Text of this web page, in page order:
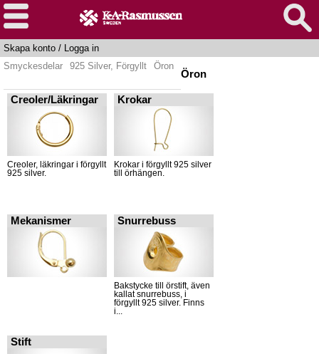
Skapa konto / Logga in
Smyckesdelar
925 Silver, Förgyllt Öron
Öron
Creoler/Läkringar
Creoler, läkringar i förgyllt
925 silver.
Krokar
Krokar i förgyllt 925 silver
till örhängen.
Mekanismer Snurrebuss
Bakstycke till örstift, även
kallat snurrebuss, i
förgyllt 925 silver. Finns
i...
Stift